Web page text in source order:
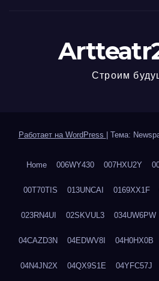
Строим
Работает на WordPress Тема:
Home 006WY430 007HXU2Y
00T70TIS 013UNCAI 0169XX1F
023RN4UI 02SKVUL3 034UW6PW
04CAZD3N 04EDWV8I 04H0HX0B
04N4JN2X 04QX9S1E 04YFC57J